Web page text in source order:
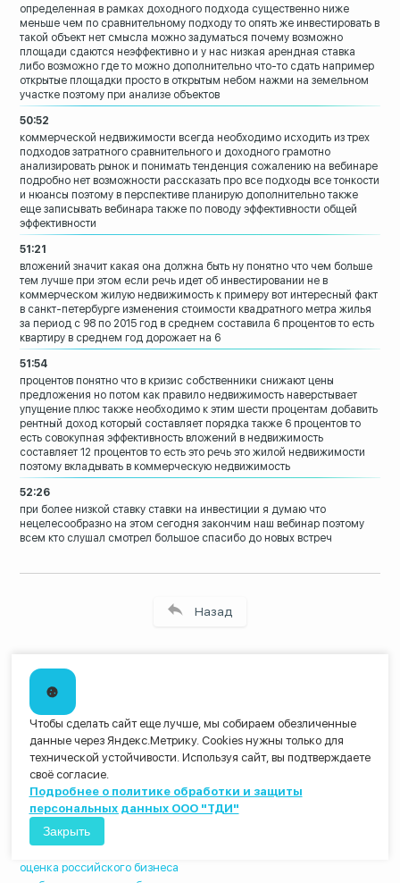
определенная в рамках доходного подхода существенно ниже
меньше чем по сравнительному подходу то опять же инвестировать в
такой объект нет смысла можно задуматься почему возможно
площади сдаются неэффективно и у нас низкая арендная ставка
либо возможно где то можно дополнительно что-то сдать например
открытые площадки просто в открытым небом нажми на земельном
участке поэтому при анализе объектов
50:52
коммерческой недвижимости всегда необходимо исходить из трех
подходов затратного сравнительного и доходного грамотно
анализировать рынок и понимать тенденция сожалению на вебинаре
подробно нет возможности рассказать про все подходы все тонкости
и нюансы поэтому в перспективе планирую дополнительно также
еще записывать вебинара также по поводу эффективности общей
эффективности
51:21
вложений значит какая она должна быть ну понятно что чем больше
тем лучше при этом если речь идет об инвестировании не в
коммерческом жилую недвижимость к примеру вот интересный факт
в санкт-петербурге изменения стоимости квадратного метра жилья
за период с 98 по 2015 год в среднем составила 6 процентов то есть
квартиру в среднем год дорожает на 6
51:54
процентов понятно что в кризис собственники снижают цены
предложения но потом как правило недвижимость наверстывает
упущение плюс также необходимо к этим шести процентам добавить
рентный доход который составляет порядка также 6 процентов то
есть совокупная эффективность вложений в недвижимость
составляет 12 процентов то есть это речь это жилой недвижимости
поэтому вкладывать в коммерческую недвижимость
52:26
при более низкой ставку ставки на инвестиции я думаю что
нецелесообразно на этом сегодня закончим наш вебинар поэтому
всем кто слушал смотрел большое спасибо до новых встреч
Назад
Материалы по теме
финансовая оценка бизнеса
оценка бизнеса методом чистых активов
оценка бизнеса банк
оценка бизнеса методом капитализации
денежный поток оценка бизнеса
оценка бизнес развитие
оценка бизнеса в россии
отчет об оценке бизнеса
оценка российского бизнеса
Чтобы сделать сайт еще лучше, мы собираем обезличенные
данные через Яндекс.Метрику. Cookies нужны только для
технической устойчивости. Используя сайт, вы подтверждаете
своё согласие.
Подробнее о политике обработки и защиты
персональных данных ООО "ТДИ"
Закрыть